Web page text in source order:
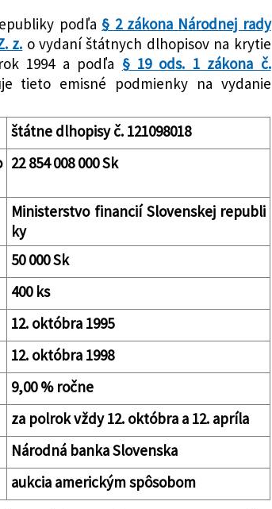
podľa § 2 zákona Národnej rady
z. o vydaní štátnych dlhopisov na krytie
1994 a podľa § 19 ods. 1 zákona č.
tieto emisné podmienky na vydanie
štátne dlhopisy č. 121098018
22 854 008 000 Sk
Ministerstvo financií Slovenskej republi
ky
50 000 Sk
400 ks
12. októbra 1995
12. októbra 1998
9,00 % ročne
za polrok vždy 12. októbra a 12. apríla
Národná banka Slovenska
aukcia americkým spôsobom